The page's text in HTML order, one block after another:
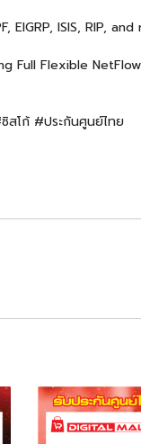
EIGRP, ISIS, RIP,
Full Flexible NetFlow
โก้ #ประกันศูนย์ไทย